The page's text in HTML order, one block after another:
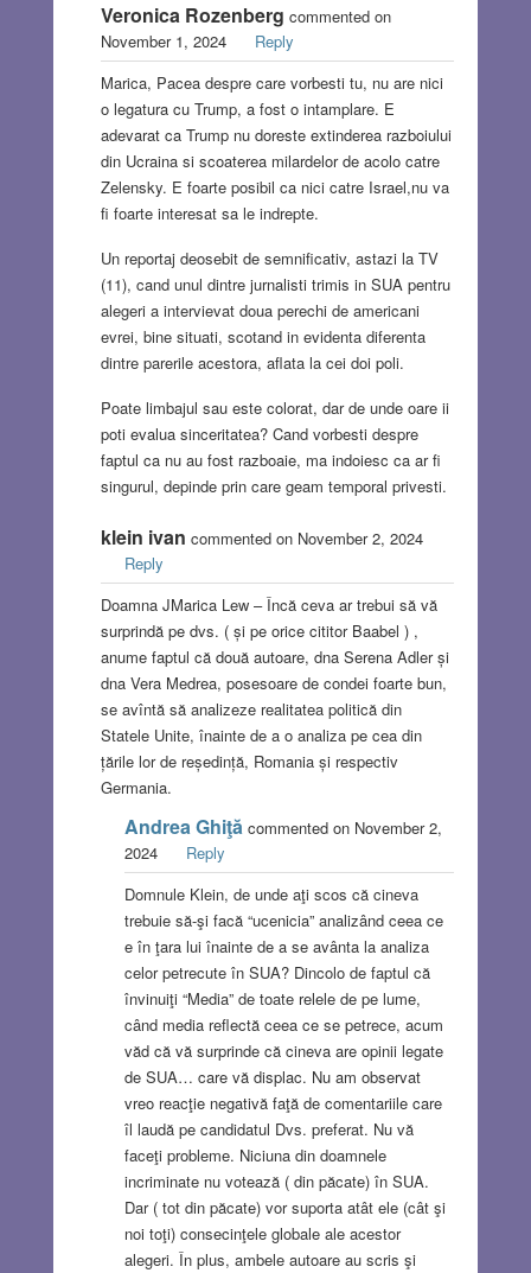
Veronica Rozenberg commented on
November 1, 2024
Reply
Marica, Pacea despre care vorbesti tu, nu are nici
o legatura cu Trump, a fost o intamplare. E
adevarat ca Trump nu doreste extinderea razboiului
din Ucraina si scoaterea milardelor de acolo catre
Zelensky. E foarte posibil ca nici catre Israel,nu va
fi foarte interesat sa le indrepte.
Un reportaj deosebit de semnificativ, astazi la TV
(11), cand unul dintre jurnalisti trimis in SUA pentru
alegeri a intervievat doua perechi de americani
evrei, bine situati, scotand in evidenta diferenta
dintre parerile acestora, aflata la cei doi poli.
Poate limbajul sau este colorat, dar de unde oare ii
poti evalua sinceritatea? Cand vorbesti despre
faptul ca nu au fost razboaie, ma indoiesc ca ar fi
singurul, depinde prin care geam temporal privesti.
klein ivan commented on November 2, 2024
Reply
Doamna JMarica Lew – Încă ceva ar trebui să vă
surprindă pe dvs. ( și pe orice cititor Baabel ) ,
anume faptul că două autoare, dna Serena Adler și
dna Vera Medrea, posesoare de condei foarte bun,
se avîntă să analizeze realitatea politică din
Statele Unite, înainte de a o analiza pe cea din
țările lor de reședință, Romania și respectiv
Germania.
Andrea Ghiţăcommented on November 2,
2024
Reply
Domnule Klein, de unde aţi scos că cineva
trebuie să-şi facă “ucenicia” analizând ceea ce
e în ţara lui înainte de a se avânta la analiza
celor petrecute în SUA? Dincolo de faptul că
învinuiţi “Media” de toate relele de pe lume,
când media reflectă ceea ce se petrece, acum
văd că vă surprinde că cineva are opinii legate
de SUA… care vă displac. Nu am observat
vreo reacţie negativă faţă de comentariile care
îl laudă pe candidatul Dvs. preferat. Nu vă
faceţi probleme. Niciuna din doamnele
incriminate nu votează ( din păcate) în SUA.
Dar ( tot din păcate) vor suporta atât ele (cât şi
noi toţi) consecinţele globale ale acestor
alegeri. În plus, ambele autoare au scris şi